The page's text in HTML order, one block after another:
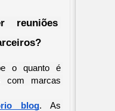
reuniões
o quanto é
com marcas
blog. As